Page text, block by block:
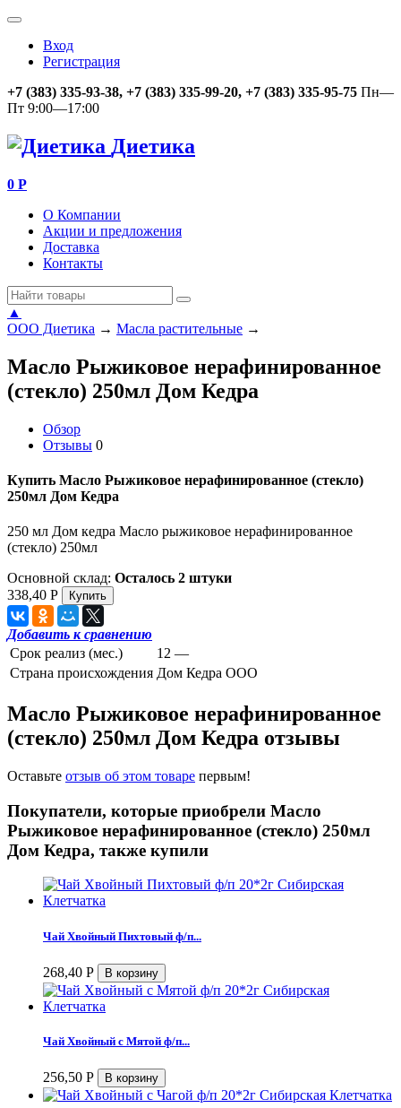
Вход
Регистрация
+7 (383) 335-93-38, +7 (383) 335-99-20, +7 (383) 335-95-75 Пн—
Пт 9:00—17:00
Диетика
0 Р
О Компании
Акции и предложения
Доставка
Контакты
▲
ООО Диетика → Масла растительные →
Масло Рыжиковое нерафинированное
(стекло) 250мл Дом Кедра
Обзор
Отзывы 0
Купить Масло Рыжиковое нерафинированное (стекло)
250мл Дом Кедра
250 мл Дом кедра Масло рыжиковое нерафинированное
(стекло) 250мл
Основной склад: Осталось 2 штуки
338,40 Р
Добавить к сравнению
Срок реализ (мес.)
12 —
Страна происхождения Дом Кедра ООО
Масло Рыжиковое нерафинированное
(стекло) 250мл Дом Кедра отзывы
Оставьте отзыв об этом товаре первым!
Покупатели, которые приобрели Масло
Рыжиковое нерафинированное (стекло) 250мл
Дом Кедра, также купили
Чай Хвойный Пихтовый ф/п...
268,40 Р
Чай Хвойный с Мятой ф/п...
256,50 Р